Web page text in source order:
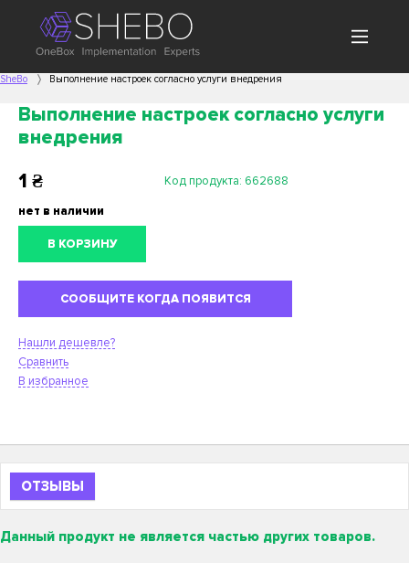
SheBo Выполнение настроек согласно услуги внедрения
Выполнение настроек согласно услуги
внедрения
1 ₴ Код продукта: 662688
нет в наличии
В КОРЗИНУ
СООБЩИТЕ КОГДА ПОЯВИТСЯ
Нашли дешевле?
Сравнить
В избранное
ОТЗЫВЫ
Данный продукт не является частью других товаров.